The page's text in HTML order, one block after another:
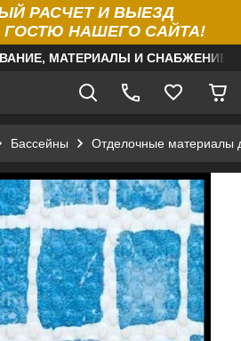
РАСЧЕТ И ВЫЕЗД
ГОСТЮ НАШЕГО САЙТА!
МАТЕРИАЛЫ И
Бассейны Отделочные материалы